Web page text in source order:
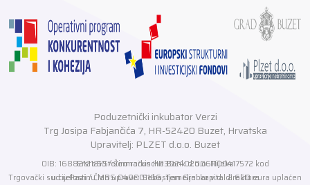
Poduzetnički inkubator Verzi
Trg Josipa Fabjančića 7, HR-52420 Buzet, Hrvatska
Upravitelj: PLZET d.o.o. Buzet
OIB: 16882121210 / Žiro račun HR3924020061100417572 kod Erste&Steiermarkische Bank d.o.o. Rijeka
Trgovački sud u Pazinu MBS 040001166, Temeljni kapital 2.650 eura uplaćen u cijelosti / Član uprave: Sebastjan Grabar v.d. direktora